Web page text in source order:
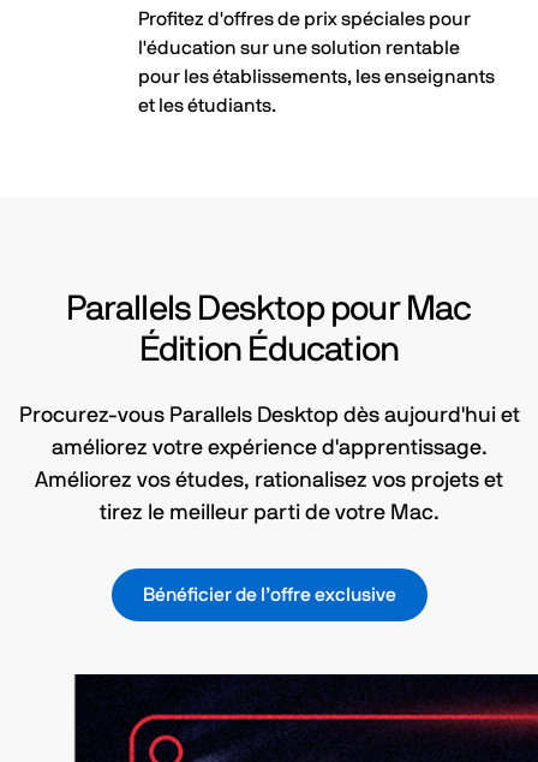
Profitez d'offres de prix spéciales pour
l'éducation sur une solution rentable
pour les établissements, les enseignants
et les étudiants.
Parallels Desktop pour Mac
Édition Éducation
Procurez-vous Parallels Desktop dès aujourd'hui et
améliorez votre expérience d'apprentissage.
Améliorez vos études, rationalisez vos projets et
tirez le meilleur parti de votre Mac.
Bénéficier de l’offre exclusive